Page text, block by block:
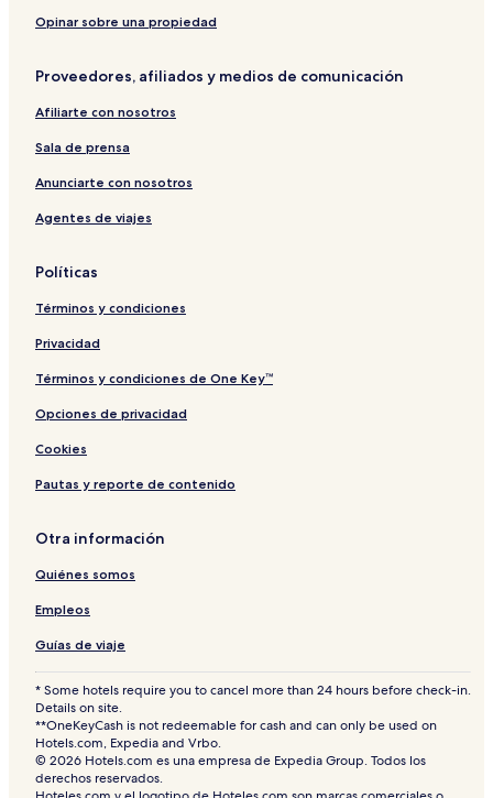
a
d
H
o
t
e
o
l
o
u
t
i
u
Opinar sobre una propiedad
Proveedores, afiliados y medios de comunicación
Afiliarte con nosotros
Sala de prensa
Anunciarte con nosotros
Agentes de viajes
Políticas
Términos y condiciones
Privacidad
Términos y condiciones de One Key™
Opciones de privacidad
Cookies
Pautas y reporte de contenido
Otra información
Quiénes somos
Empleos
Guías de viaje
* Some hotels require you to cancel more than 24 hours before check-in.
Details on site.
**OneKeyCash is not redeemable for cash and can only be used on
Hotels.com, Expedia and Vrbo.
© 2026 Hotels.com es una empresa de Expedia Group. Todos los
derechos reservados.